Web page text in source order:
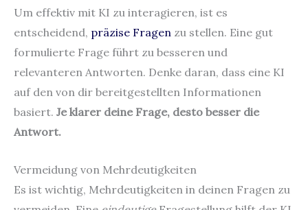
Um effektiv mit KI zu interagieren, ist es
entscheidend, präzise Fragen zu stellen. Eine gut
formulierte Frage führt zu besseren und
relevanteren Antworten. Denke daran, dass eine KI
auf den von dir bereitgestellten Informationen
basiert. Je klarer deine Frage, desto besser die
Antwort.
Vermeidung von Mehrdeutigkeiten
Es ist wichtig, Mehrdeutigkeiten in deinen Fragen zu